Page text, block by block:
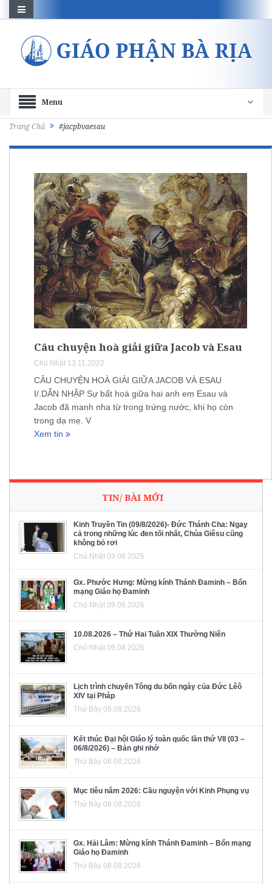
Menu
Trang Chủ #jacpbvaesau
Câu chuyện hoà giải giữa Jacob và Esau
Chủ Nhật 13.11.2022
CÂU CHUYỆN HOÀ GIẢI GIỮA JACOB VÀ ESAU
I/.DẪN NHẬP Sự bất hoà giữa hai anh em Esau và
Jacob đã manh nha từ trong trứng nước, khi họ còn
trong dạ mẹ. V
Xem tin
TIN/ BÀI MỚI
Kinh Truyền Tin (09/8/2026)- Đức Thánh Cha: Ngay
cả trong những lúc đen tối nhất, Chúa Giêsu cũng
không bỏ rơi
Chủ Nhật 09.08.2026
Gx. Phước Hưng: Mừng kính Thánh Đaminh – Bổn
mạng Giáo họ Đaminh
Chủ Nhật 09.08.2026
10.08.2026 – Thứ Hai Tuần XIX Thường Niên
Chủ Nhật 09.08.2026
Lịch trình chuyến Tông du bốn ngày của Đức Lêô
XIV tại Pháp
Thứ Bảy 08.08.2026
Kết thúc Đại hội Giáo lý toàn quốc lần thứ VII (03 –
06/8/2026) – Bản ghi nhớ
Thứ Bảy 08.08.2026
Mục tiêu năm 2026: Cầu nguyện với Kinh Phụng vụ
Thứ Bảy 08.08.2026
Gx. Hải Lâm: Mừng kính Thánh Đaminh – Bổn mạng
Giáo họ Đaminh
Thứ Bảy 08.08.2026